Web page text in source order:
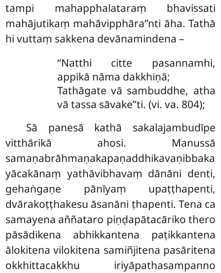
tampi mahapphalataraṃ bhavissati
mahājutikaṃ mahāvipphāra’’nti āha. Tathā
hi vuttaṃ sakkena devānamindena –
‘‘Natthi citte pasannamhi,
appikā nāma dakkhiṇā;
Tathāgate vā sambuddhe, atha
vā tassa sāvake’’ti. (vi. va. 804);
Sā panesā kathā sakalajambudīpe
vitthārikā ahosi. Manussā
samaṇabrāhmaṇakapaṇaddhikavaṇibbaka
yācakānaṃ yathāvibhavaṃ dānāni denti,
gehaṅgaṇe pānīyaṃ upaṭṭhapenti,
dvārakoṭṭhakesu āsanāni ṭhapenti. Tena ca
samayena aññataro piṇḍapātacāriko thero
pāsādikena abhikkantena paṭikkantena
ālokitena vilokitena samiñjitena pasāritena
okkhittacakkhu iriyāpathasampanno